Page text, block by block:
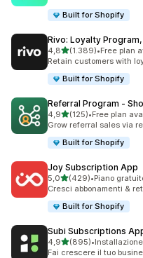
Built for Shopify
Rivo: Loyalty
4,8stelle su 5
(1.389)
1389 recensioni totali
•Free plan
Retain customers with
Built for Shopify
Referral Program ‑
4,9stelle su 5
(125)
125 recensioni totali
•Free plan
Grow referral sales via
Built for Shopify
Joy Subscription App
5,0stelle su 5
(429)
429 recensioni totali
•Piano
Cresci abbonamenti &
Built for Shopify
Subi Subscriptions
4,9stelle su 5
(895)
895 recensioni totali
•
Fai crescere il tuo